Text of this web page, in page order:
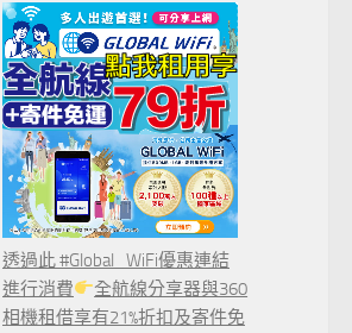
透過此 #Global_WiFi優惠連結
進行消費
全航線分享器與360
相機租借享有21%折扣及寄件免